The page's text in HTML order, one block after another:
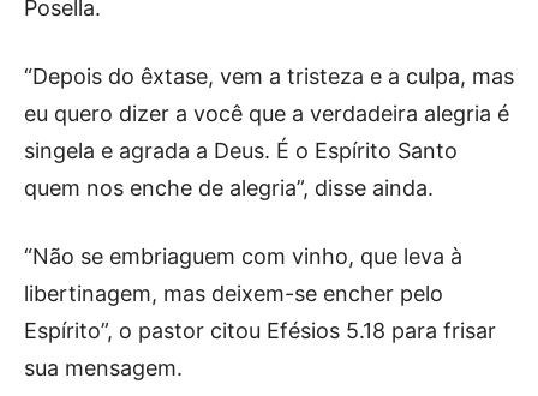
Posella.
“Depois do êxtase, vem a tristeza e a culpa, mas
eu quero dizer a você que a verdadeira alegria é
singela e agrada a Deus. É o Espírito Santo
quem nos enche de alegria”, disse ainda.
“Não se embriaguem com vinho, que leva à
libertinagem, mas deixem-se encher pelo
Espírito”, o pastor citou Efésios 5.18 para frisar
sua mensagem.